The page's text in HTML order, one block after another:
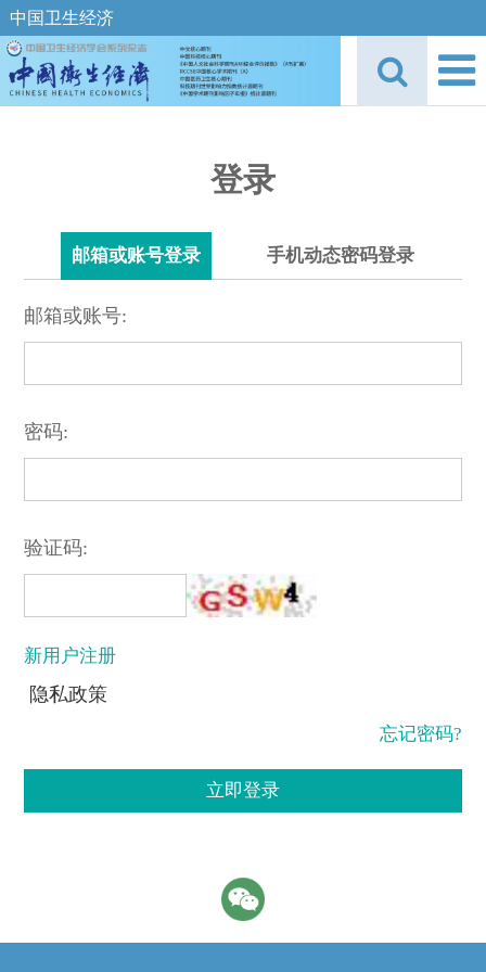
中国卫生经济
登录
邮箱或账号登录 手机动态密码登录
邮箱或账号:
密码:
验证码:
新用户注册
隐私政策
忘记密码?
立即登录